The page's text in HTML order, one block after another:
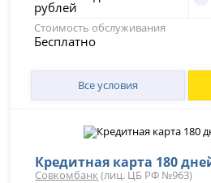
рублей
Стоимость обслуживания
Бесплатно
Все условия
Кредитная карта 180
Совкомбанк (лиц. ЦБ РФ №963)